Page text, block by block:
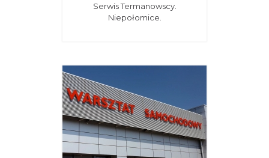
Serwis Termanowscy.
Niepołomice.